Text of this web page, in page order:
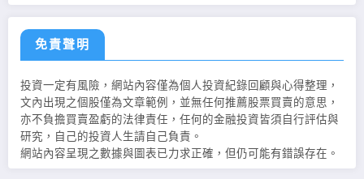
免責聲明
投資一定有風險，網站內容僅為個人投資紀錄回顧與心得整理，
文內出現之個股僅為文章範例，並無任何推薦股票買賣的意思，
亦不負擔買賣盈虧的法律責任，任何的金融投資皆須自行評估與
研究，自己的投資人生請自己負責。
網站內容呈現之數據與圖表已力求正確，但仍可能有錯誤存在。